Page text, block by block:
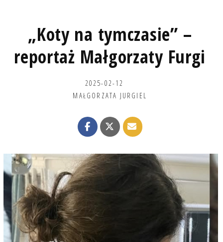
„Koty na tymczasie” –
reportaż Małgorzaty Furgi
2025-02-12
MAŁGORZATA JURGIEL